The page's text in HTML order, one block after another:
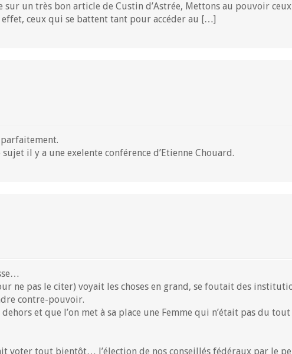
un très bon article de Custin d’Astrée, Mettons au pouvoir ceux
ceux qui se battent tant pour accéder au […]
il y a une exelente conférence d’Etienne Chouard.
ne pas le citer) voyait les choses en grand, se foutait des
contre-pouvoir.
et que l’on met à sa place une Femme qui n’était pas du
voter tout bientôt… l’élection de nos conseillés fédéraux par le